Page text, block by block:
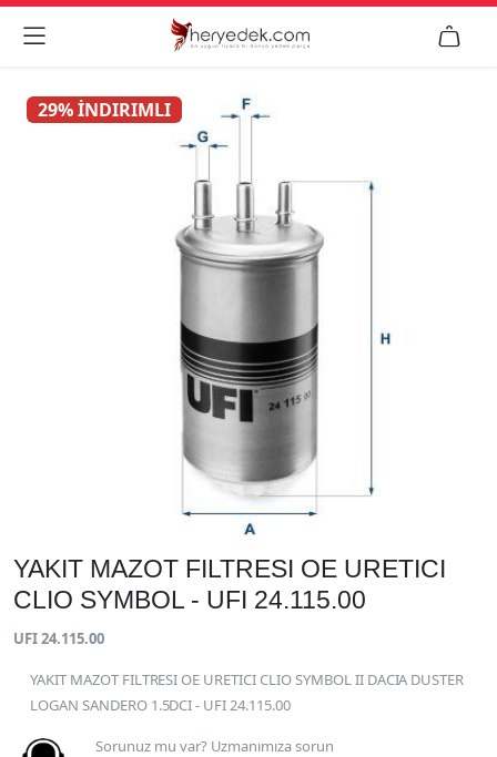
 
29% İNDIRIMLI
YAKIT MAZOT FILTRESI OE URETICI
CLIO SYMBOL - UFI 24.115.00
UFI 24.115.00
YAKIT MAZOT FILTRESI OE URETICI CLIO SYMBOL II DACIA DUSTER
LOGAN SANDERO 1.5DCI - UFI 24.115.00
Sorunuz mu var? Uzmanımıza sorun